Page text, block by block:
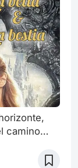
camino